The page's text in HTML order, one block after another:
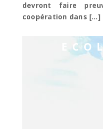
devront faire
coopération dans […]